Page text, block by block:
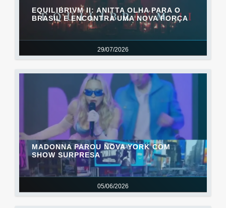
29/07/2026
EQUILIBRIVM II: ANITTA OLHA PARA O
BRASIL E ENCONTRA UMA NOVA FORÇA
05/06/2026
MADONNA PAROU NOVA YORK COM
SHOW SURPRESA